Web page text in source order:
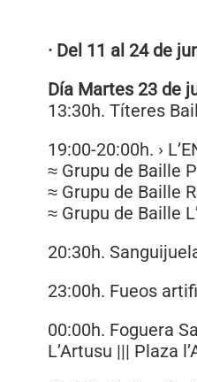
· Del 11 al 24 de
Día Martes 23 de
13:30h. Títeres
19:00-20:00h. ›
≈ Grupu de Baille
≈ Grupu de Baille
≈ Grupu de Baille
20:30h.
23:00h. Fueos
00:00h. Foguera
L’Artusu ||| Plaza